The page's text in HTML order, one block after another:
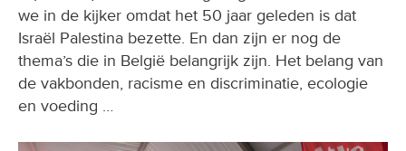
we in de kijker omdat het 50 jaar geleden is dat
Israël Palestina bezette. En dan zijn er nog de
thema’s die in België belangrijk zijn. Het belang van
de vakbonden, racisme en discriminatie, ecologie
en voeding …